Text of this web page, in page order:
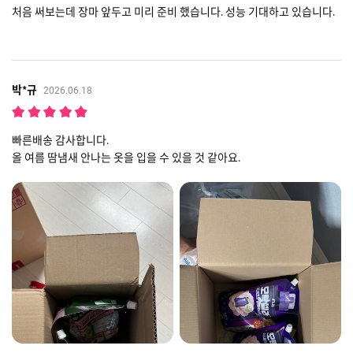
처음 써보는데 장마 앞두고 미리 준비 했습니다. 성능 기대하고 있습니다.
박*규 2026.06.18
빠른배송 감사합니다.
올 여름 땀냄새 안나는 옷을 입을 수 있을 것 같아요.